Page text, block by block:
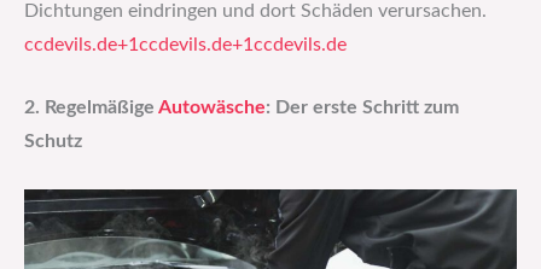
Dichtungen eindringen und dort Schäden verursachen.​
ccdevils.de+1ccdevils.de+1 ccdevils.de
2. Regelmäßige Autowäsche: Der erste Schritt zum
Schutz